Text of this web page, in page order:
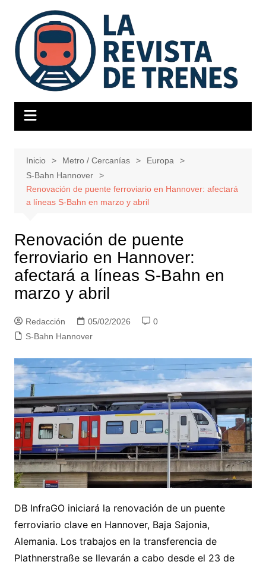
contenido
Inicio Metro / Cercanías
Europa
S-Bahn Hannover
Renovación de puente ferroviario en Hannover: afectará
a líneas S-Bahn en marzo y abril
Renovación de puente
ferroviario en Hannover:
afectará a líneas S-Bahn en
marzo y abril
Redacción 05/02/2026
0
S-Bahn Hannover
DB InfraGO iniciará la renovación de un puente
ferroviario clave en Hannover, Baja Sajonia,
Alemania. Los trabajos en la transferencia de
Plathnerstraße se llevarán a cabo desde el 23 de